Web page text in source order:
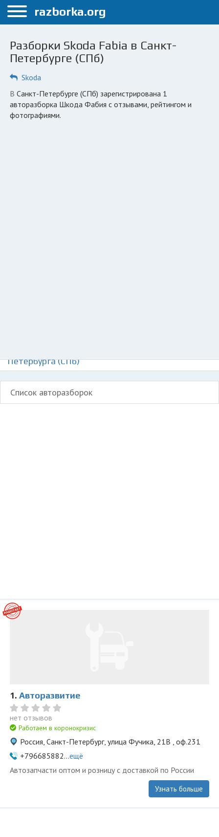
Меню
Санкт-Петербург
Автосервисы
Разборки Skoda Fabia в Санкт-
Петербурге (СПб)
Skoda
в Санкт-Петербурге (СПб) зарегистрирована 1
авторазборка Шкода Фабия с отзывами, рейтингом и
фотографиями.
Петербурга (СПб)
Список авторазборок
1. Авторазвитие
нет отзывов
Работаем в коронокризис
Россия, Санкт-Петербург, улица Фучика, 21В , оф.231
+796685882...ещё
Автозапчасти оптом и розницу с доставкой по России
Узнать больше
razborka.org